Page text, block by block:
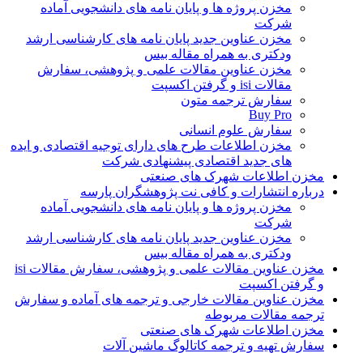
مخزن پروژه ها و پایان نامه های دانشجویی آماده
شرکت
مخزن عناوین جدید پایان نامه های کارشناسی ارشد
ودکتری به همراه مقاله بیس
مخزن عناوین مقالات علمی و پژوهشی، سفارش
مقالات isi و گرفتن اکسپت
سفارش ترجمه متون
Buy Pro
سفارش علوم انسانی
مخزن اطلاعات طرح های دارای توجیه اقتصادی و ایده
های جدید اقتصادی پیشنهادی شرکت
مخزن اطلاعات شهرک های صنعتی
درباره انتشارات و کافی نت پژوهشگران پارسه
مخزن پروژه ها و پایان نامه های دانشجویی آماده
شرکت
مخزن عناوین جدید پایان نامه های کارشناسی ارشد
ودکتری به همراه مقاله بیس
مخزن عناوین مقالات علمی و پژوهشی، سفارش مقالات isi
و گرفتن اکسپت
مخزن عناوین مقالات خارجی و ترجمه های آماده و سفارش
ترجمه مقالات مربوطه
مخزن اطلاعات شهرک های صنعتی
سفارش تهیه و ترجمه کاتالوگ ماشین آلات